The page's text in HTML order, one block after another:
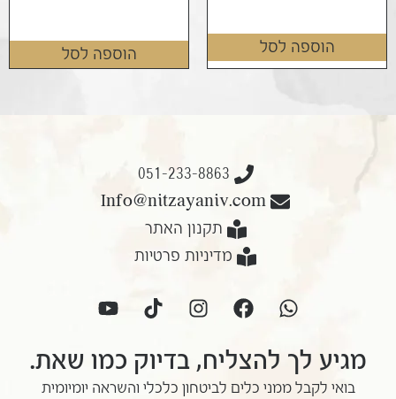
הוספה לסל הוספה לסל
051-233-8863
Info@nitzayaniv.com
תקנון האתר
מדיניות פרטיות
מגיע לך להצליח, בדיוק כמו שאת.
בואי לקבל ממני כלים לביטחון כלכלי והשראה יומיומית